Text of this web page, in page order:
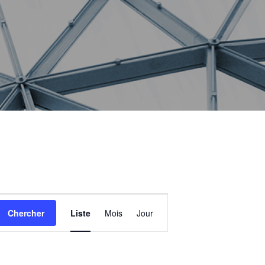
Chercher
de
vues
Liste Mois Jour